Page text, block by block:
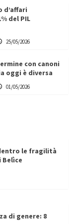
d’affari
del PIL
25/05/2026
con canoni
oggi è diversa
01/05/2026
le fragilità
Belìce
di genere: 8